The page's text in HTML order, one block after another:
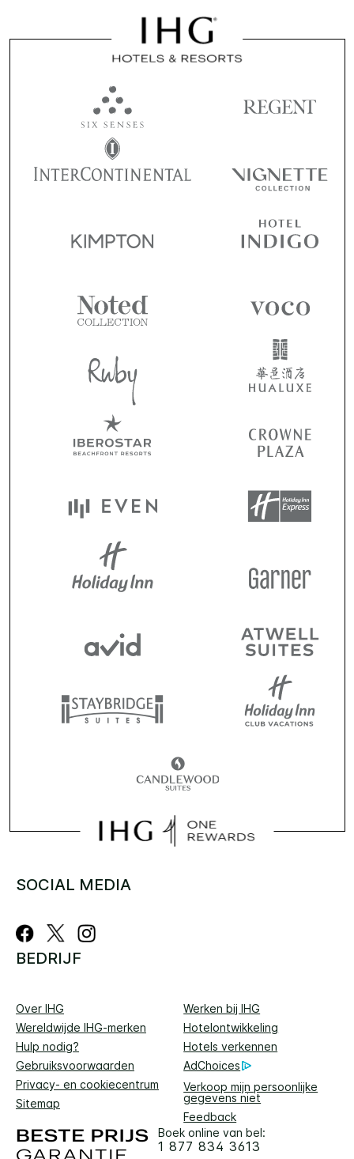
SOCIAL MEDIA
BEDRIJF
Over IHG
Werken bij IHG
Wereldwijde IHG-merken
Hotelontwikkeling
Hulp nodig?
Hotels verkennen
Gebruiksvoorwaarden
AdChoices
Privacy- en cookiecentrum
Verkoop mijn persoonlijke
gegevens niet
Sitemap
Feedback
Boek online van bel:
1 877 834 3613